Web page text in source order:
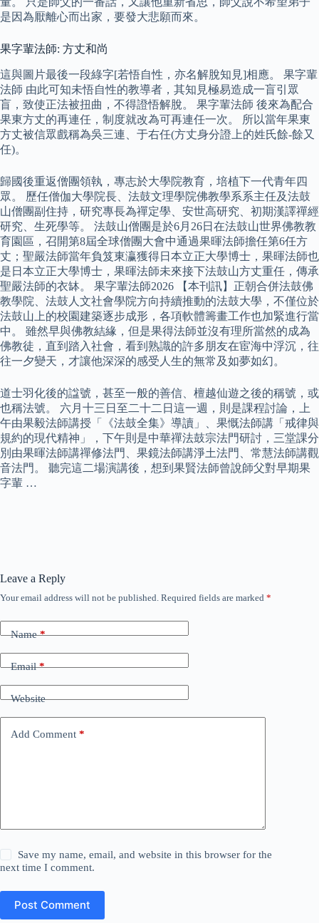
是因為厭離心而出家，要發大悲願而來。
果字輩法師: 方丈和尚
這與圖片最後一段綠字[若悟自性，亦名解脫知見]相應。 果字輩
法師 由此可知未悟自性的教導者，其知見極易造成一盲引眾
盲，致使正法被扭曲，不得證悟解脫。 果字輩法師 後來為配合
果東方丈的再連任，制度就改為可再連任一次。 所以當年果東
方丈被信眾戲稱為吳三連、于右任(方丈身分證上的姓氏餘-餘又
任)。
歸國後重返僧團領執，專志於大學院教育，培植下一代青年四
眾。 歷任僧伽大學院長、法鼓文理學院佛教學系系主任及法鼓
山僧團副住持，研究專長為禪定學、安世高研究、初期漢譯禪經
研究、生死學等。 法鼓山僧團是於6月26日在法鼓山世界佛教教
育園區，召開第8屆全球僧團大會中通過果暉法師擔任第6任方
丈；聖嚴法師當年負笈東瀛獲得日本立正大學博士，果暉法師也
是日本立正大學博士，果暉法師未來接下法鼓山方丈重任，傳承
聖嚴法師的衣缽。 果字輩法師2026 【本刊訊】正朝合併法鼓佛
教學院、法鼓人文社會學院方向持續推動的法鼓大學，不僅位於
法鼓山上的校園建築逐步成形，各項軟體籌畫工作也加緊進行當
中。 雖然早與佛教結緣，但是果得法師並沒有理所當然的成為
佛教徒，直到踏入社會，看到熟識的許多朋友在宦海中浮沉，往
往一夕變天，才讓他深深的感受人生的無常及如夢如幻。
道士羽化後的諡號，甚至一般的善信、檀越仙遊之後的稱號，或
也稱法號。 六月十三日至二十二日這一週，則是課程討論，上
午由果毅法師講授「《法鼓全集》導讀」、果慨法師講「戒律與
規約的現代精神」，下午則是中華禪法鼓宗法門研討，三堂課分
別由果暉法師講禪修法門、果鏡法師講淨土法門、常慧法師講觀
音法門。 聽完這二場演講後，想到果賢法師曾說師父對早期果
字輩 …
Leave a Reply
Your email address will not be published. Required fields are marked *
Name*
Email*
Website
Add Comment *
Save my name, email, and website in this browser for the
next time I comment.
Post Comment